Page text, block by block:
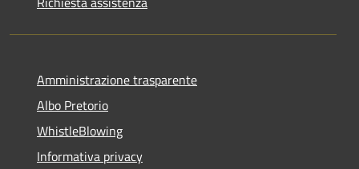
Amministrazione trasparente
Albo Pretorio
WhistleBlowing
Informativa privacy